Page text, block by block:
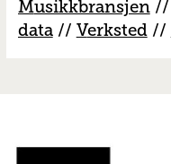
Musikkbransjen//
data// Verksted//